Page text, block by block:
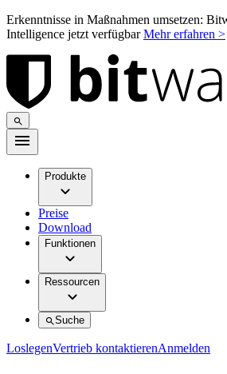
Erkenntnisse in Maßnahmen umsetzen:
Intelligence jetzt verfügbarMehr erfahren >
Produkte
Preise
Download
Funktionen
Ressourcen
Suche
LoslegenVertrieb kontaktierenAnmelden